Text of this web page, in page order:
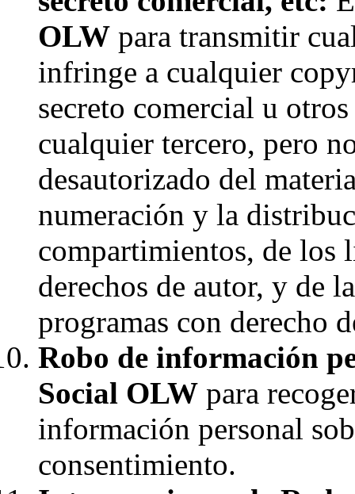
OLW para transmitir
infringe a cualquier
secreto comercial u
cualquier tercero, pero
desautorizado del
numeración y la
compartimientos, de los
derechos de autor, y de
programas con derecho
Robo de información
Social OLW para
información personal
consentimiento.